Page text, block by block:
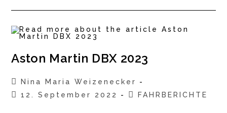
Aston Martin DBX 2023
Beitrags-
Autor:
Nina Maria Weizenecker
Beitrag
12. September 2022
Beitrags-
FAHRBERICHTE